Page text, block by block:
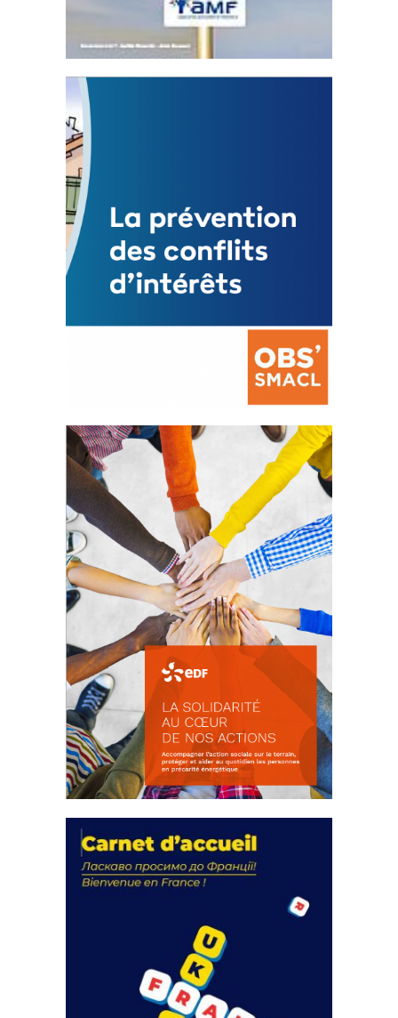
Statut de l’élu local
3 avril 2024
Mise à jour avril 2024
FEUILLETER
La prévention des conflits
d’intérêts
18 septembre 2023
FEUILLETER
actions
18 septembre 2023
FEUILLETER